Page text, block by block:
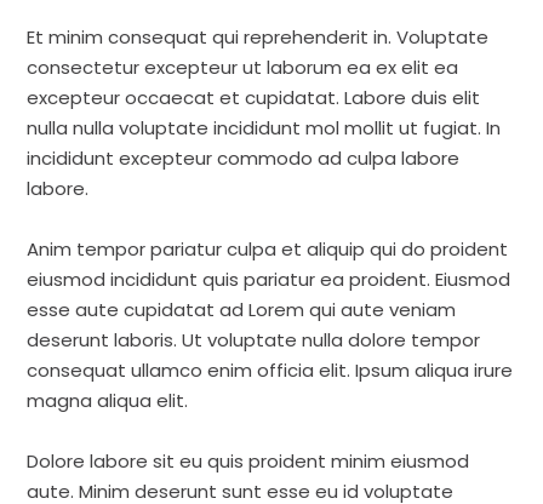
Et minim consequat qui reprehenderit in. Voluptate
consectetur excepteur ut laborum ea ex elit ea
excepteur occaecat et cupidatat. Labore duis elit
nulla nulla voluptate incididunt mol mollit ut fugiat. In
incididunt excepteur commodo ad culpa labore
labore.
Anim tempor pariatur culpa et aliquip qui do proident
eiusmod incididunt quis pariatur ea proident. Eiusmod
esse aute cupidatat ad Lorem qui aute veniam
deserunt laboris. Ut voluptate nulla dolore tempor
consequat ullamco enim officia elit. Ipsum aliqua irure
magna aliqua elit.
Dolore labore sit eu quis proident minim eiusmod
aute. Minim deserunt sunt esse eu id voluptate